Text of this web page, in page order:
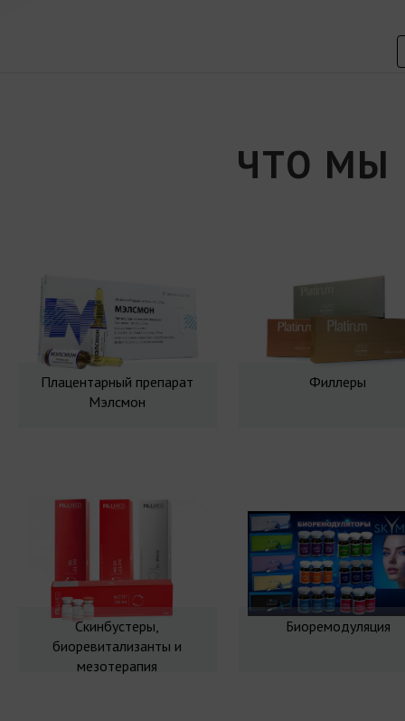
ЧТО МЫ
Плацентарный препарат
Мэлсмон
Филлеры
Скинбустеры,
биоревитализанты и
мезотерапия
Биоремодуляция